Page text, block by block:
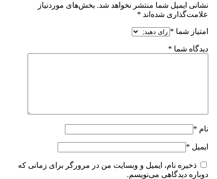
نشانی ایمیل شما منتشر نخواهد شد. بخش‌های موردنیاز
علامت‌گذاری شده‌اند *
امتیاز شما *
دیدگاه شما *
نام *
ایمیل *
ذخیره نام، ایمیل و وبسایت من در مرورگر برای زمانی که
دوباره دیدگاهی می‌نویسم.